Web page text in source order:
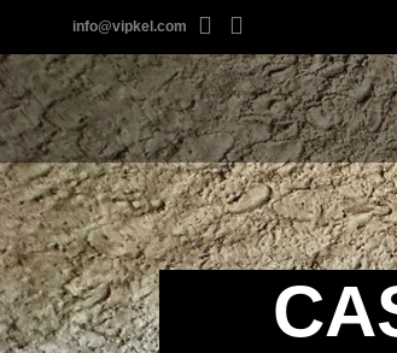
info@vipkel.com